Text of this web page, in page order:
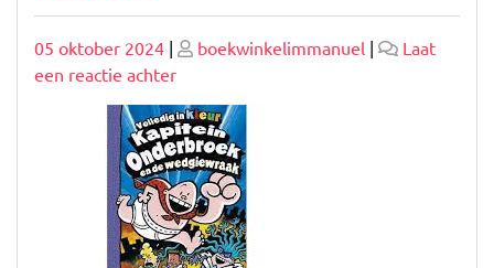
Geplaatst
op
05 oktober 2024 | Geplaatst
boekwinkelimmanuel |
Laat
een reactie achterop
Ontdek
de
Magie
van
Spannende
Kinderboeken:
Avonturen